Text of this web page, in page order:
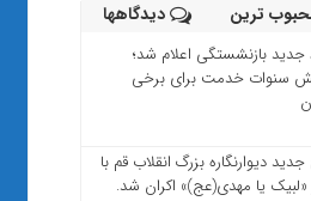
ترین دیدگاهها
بازنشستگی اعلام شد؛
سنوات خدمت برای برخی
دیوارنگاره بزرگ انقلاب قم با
«لبیک یا مهدی(عج)» اکران شد.